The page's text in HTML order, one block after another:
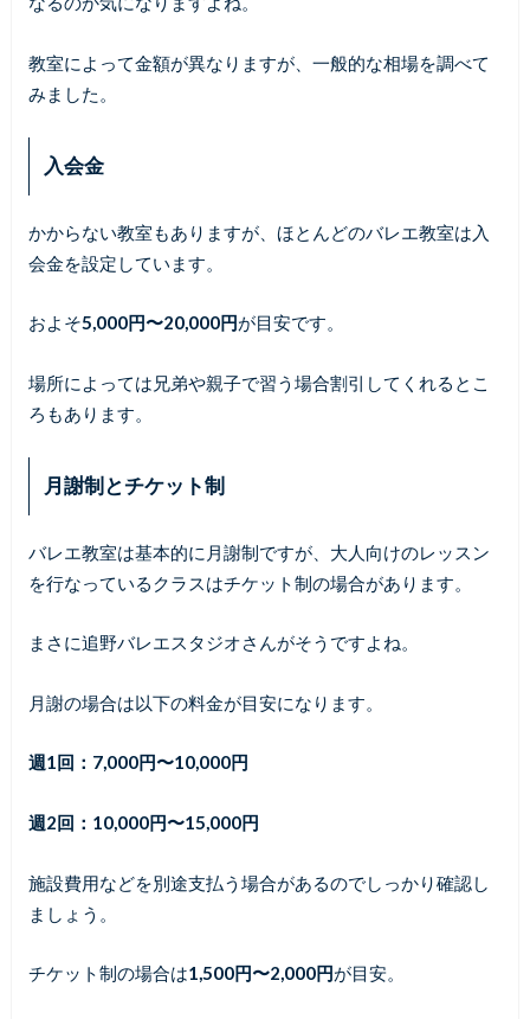
教室によって金額が異なりますが、一般的な相場を調べて
みました。
入会金
かからない教室もありますが、ほとんどのバレエ教室は入
会金を設定しています。
およそ5,000円〜20,000円が目安です。
場所によっては兄弟や親子で習う場合割引してくれるとこ
ろもあります。
月謝制とチケット制
バレエ教室は基本的に月謝制ですが、大人向けのレッスン
を行なっているクラスはチケット制の場合があります。
まさに追野バレエスタジオさんがそうですよね。
月謝の場合は以下の料金が目安になります。
週1回：7,000円〜10,000円
週2回：10,000円〜15,000円
施設費用などを別途支払う場合があるのでしっかり確認し
ましょう。
チケット制の場合は1,500円〜2,000円が目安。